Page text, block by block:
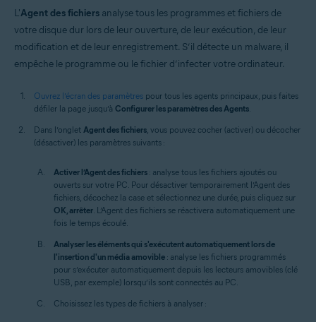
L'Agent des fichiers analyse tous les programmes et fichiers de
votre disque dur lors de leur ouverture, de leur exécution, de leur
modification et de leur enregistrement. S’il détecte un malware, il
empêche le programme ou le fichier d’infecter votre ordinateur.
Ouvrez l’écran des paramètres pour tous les agents principaux, puis faites
défiler la page jusqu’à Configurer les paramètres des Agents.
Dans l’onglet Agent des fichiers, vous pouvez cocher (activer) ou décocher
(désactiver) les paramètres suivants :
Activer l’Agent des fichiers : analyse tous les fichiers ajoutés ou
ouverts sur votre PC. Pour désactiver temporairement l’Agent des
fichiers, décochez la case et sélectionnez une durée, puis cliquez sur
OK, arrêter. L’Agent des fichiers se réactivera automatiquement une
fois le temps écoulé.
Analyser les éléments qui s'exécutent automatiquement lors de
l'insertion d'un média amovible : analyse les fichiers programmés
pour s’exécuter automatiquement depuis les lecteurs amovibles (clé
USB, par exemple) lorsqu’ils sont connectés au PC.
Choisissez les types de fichiers à analyser :